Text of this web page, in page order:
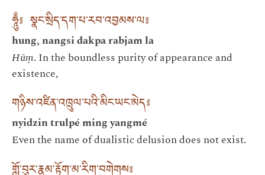
ཧཱུྃ༔ སྣང་སྲིད་དག་པ་རབ་འབྱམས་ལ༔
hung, nangsi dakpa rabjam la
Hūṃ. In the boundless purity of appearance and
existence,
གཉིས་འཛིན་འཁྲུལ་པའི་མིང་ཡང་མེད༔
nyidzin trulpé ming yangmé
Even the name of dualistic delusion does not exist.